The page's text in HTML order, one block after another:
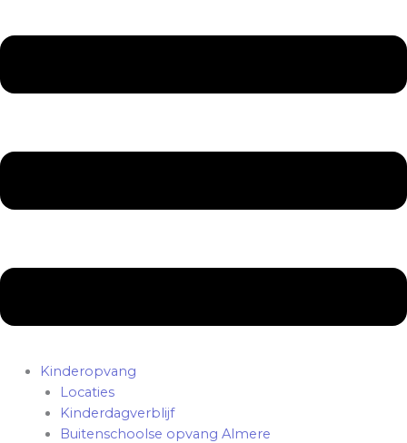
Kinderopvang
Locaties
Kinderdagverblijf
Buitenschoolse opvang Almere